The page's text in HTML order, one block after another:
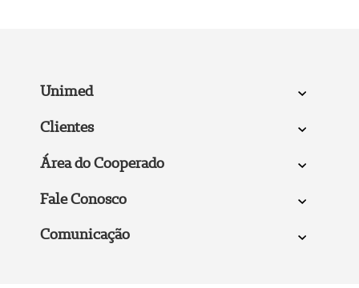
Unimed
Clientes
Área do Cooperado
Fale Conosco
Comunicação